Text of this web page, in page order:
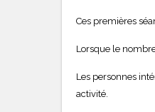
Ces premières
Lorsque le
Les personnes
activité.